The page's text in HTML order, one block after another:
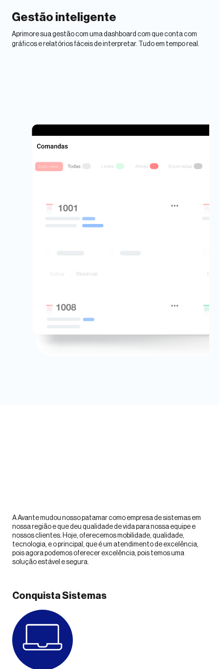
Gestão inteligente
Aprimore sua gestão com uma dashboard com que conta com
gráficos e relatórios fáceis de interpretar. Tudo em tempo real.
A Avante mudou nosso patamar como empresa de sistemas em
nossa região e que deu qualidade de vida para nossa equipe e
nossos clientes. Hoje, oferecemos mobilidade, qualidade,
tecnologia, e o principal, que é um atendimento de excelência,
pois agora podemos oferecer excelência, pois temos uma
solução estável e segura.
Conquista Sistemas